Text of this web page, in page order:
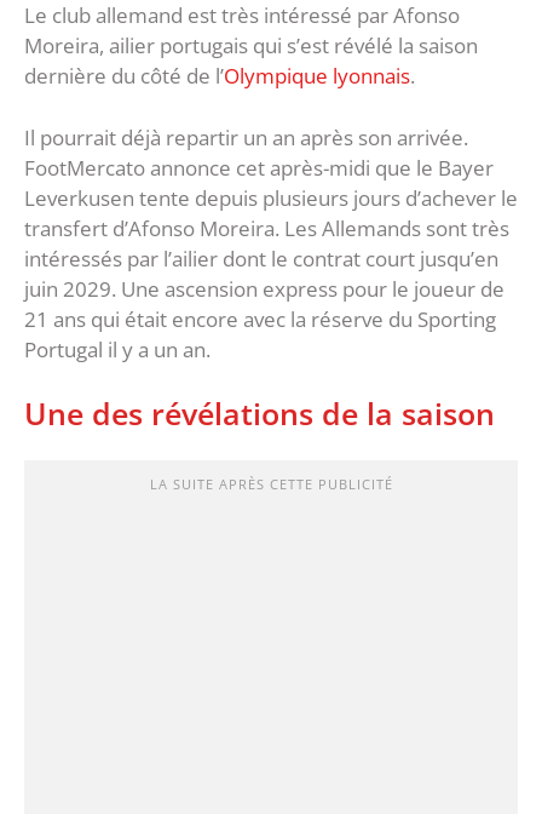
Le club allemand est très intéressé par Afonso
Moreira, ailier portugais qui s’est révélé la saison
dernière du côté de l’Olympique lyonnais.
Il pourrait déjà repartir un an après son arrivée.
FootMercato annonce cet après-midi que le Bayer
Leverkusen tente depuis plusieurs jours d’achever le
transfert d’Afonso Moreira. Les Allemands sont très
intéressés par l’ailier dont le contrat court jusqu’en
juin 2029. Une ascension express pour le joueur de
21 ans qui était encore avec la réserve du Sporting
Portugal il y a un an.
Une des révélations de la saison
LA SUITE APRÈS CETTE PUBLICITÉ